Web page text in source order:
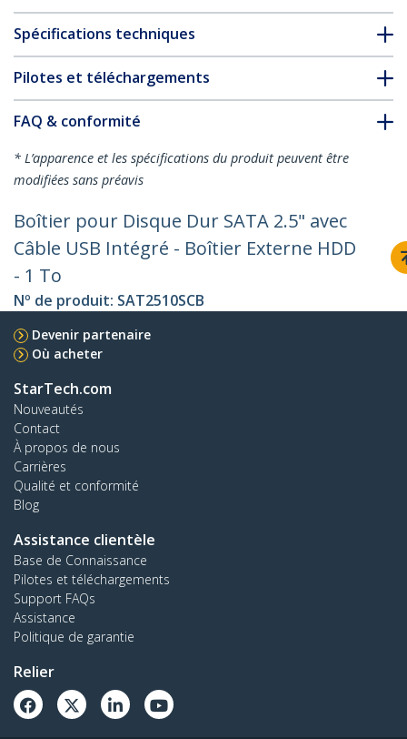
Spécifications techniques
Pilotes et téléchargements
FAQ & conformité
* L’apparence et les spécifications du produit peuvent être
modifiées sans préavis
Boîtier pour Disque Dur SATA 2.5" avec
Câble USB Intégré - Boîtier Externe HDD
- 1 To
Nº de produit: SAT2510SCB
Devenir partenaire
Où acheter
StarTech.com
Nouveautés
Contact
À propos de nous
Carrières
Qualité et conformité
Blog
Assistance clientèle
Base de Connaissance
Pilotes et téléchargements
Support FAQs
Assistance
Politique de garantie
Relier